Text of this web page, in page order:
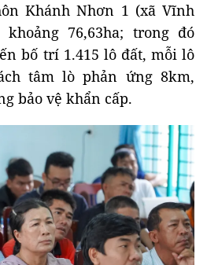
Khánh Nhơn 1 (xã Vĩnh
76,63ha; trong đó
bố trí 1.415 lô đất, mỗi lô
tâm lò phản ứng 8km,
bảo vệ khẩn cấp.